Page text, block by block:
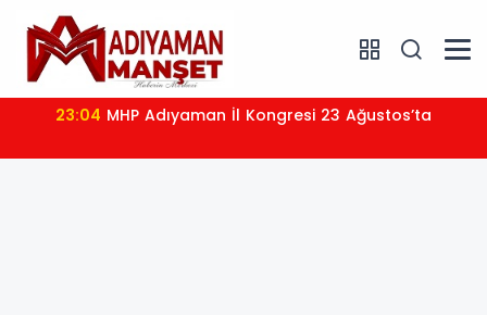
23:04 MHP Adıyaman İl Kongresi 23 Ağustos’ta